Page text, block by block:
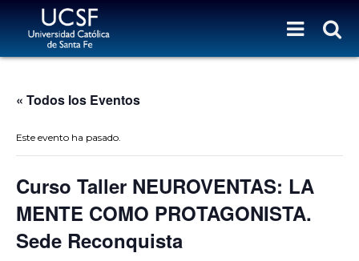
« Todos los Eventos
Este evento ha pasado.
Curso Taller NEUROVENTAS: LA
MENTE COMO PROTAGONISTA.
Sede Reconquista